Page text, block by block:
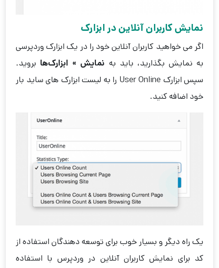
نمایش کاربران آنلاین در ابزارک
اگر می خواهید کاربران آنلاین خود را در یک ابزارک وردپرسی
به نمایش بگذارید، باید به نمایش » ابزارک‌ها بروید.
سپس ابزارک User Online را به لیست ابزارک های ساید بار
خود اضافه کنید.
یک راه دیگر و بسیار خوب برای توسعه دهندگان استفاده از
کد برای نمایش کاربران آنلاین در وردپرس با استفاده